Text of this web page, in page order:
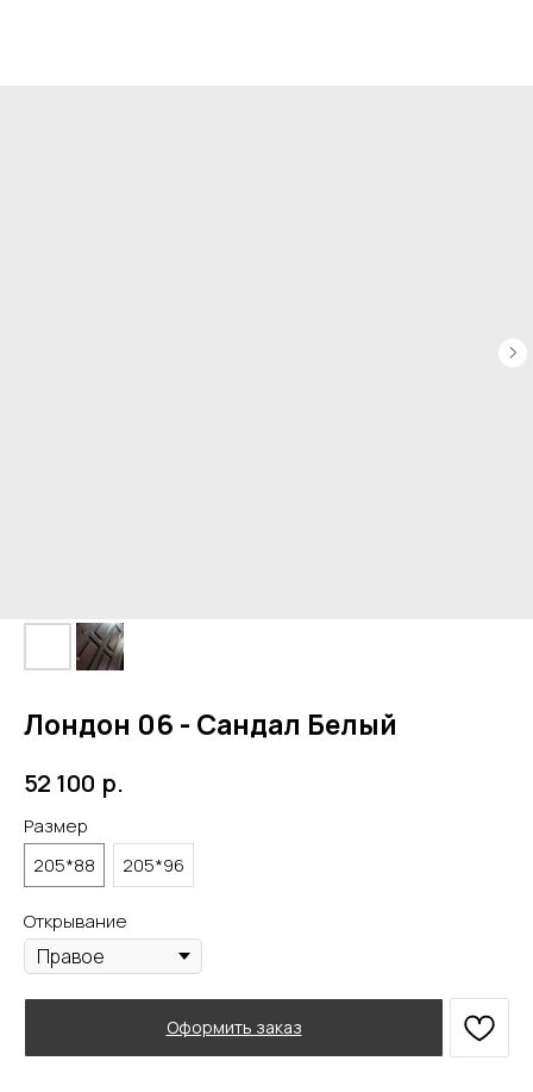
Лондон 06 - Сандал Белый
52 100 р.
Размер
205*88
205*96
Открывание
Оформить заказ